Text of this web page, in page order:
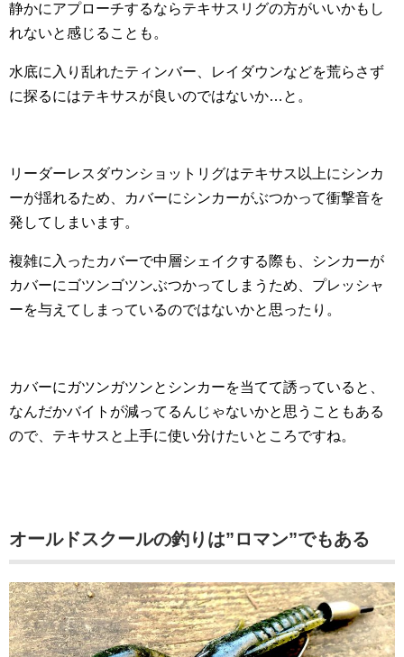
静かにアプローチするならテキサスリグの方がいいかもし
れないと感じることも。
水底に入り乱れたティンバー、レイダウンなどを荒らさず
に探るにはテキサスが良いのではないか…と。
リーダーレスダウンショットリグはテキサス以上にシンカ
ーが揺れるため、カバーにシンカーがぶつかって衝撃音を
発してしまいます。
複雑に入ったカバーで中層シェイクする際も、シンカーが
カバーにゴツンゴツンぶつかってしまうため、プレッシャ
ーを与えてしまっているのではないかと思ったり。
カバーにガツンガツンとシンカーを当てて誘っていると、
なんだかバイトが減ってるんじゃないかと思うこともある
ので、テキサスと上手に使い分けたいところですね。
オールドスクールの釣りは”ロマン”でもある